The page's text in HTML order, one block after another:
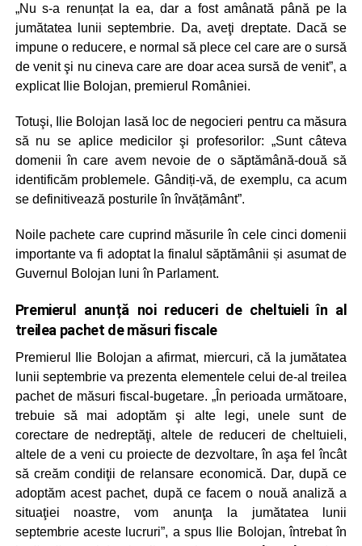
„Nu s-a renunțat la ea, dar a fost amânată până pe la
jumătatea lunii septembrie. Da, aveţi dreptate. Dacă se
impune o reducere, e normal să plece cel care are o sursă
de venit şi nu cineva care are doar acea sursă de venit”, a
explicat Ilie Bolojan, premierul României.
Totuşi, Ilie Bolojan lasă loc de negocieri pentru ca măsura
să nu se aplice medicilor şi profesorilor: „Sunt câteva
domenii în care avem nevoie de o săptămână-două să
identificăm problemele. Gândiți-vă, de exemplu, ca acum
se definitivează posturile în învățământ”.
Noile pachete care cuprind măsurile în cele cinci domenii
importante va fi adoptat la finalul săptămânii și asumat de
Guvernul Bolojan luni în Parlament.
Premierul anunță noi reduceri de cheltuieli în al
treilea pachet de măsuri fiscale
Premierul Ilie Bolojan a afirmat, miercuri, că la jumătatea
lunii septembrie va prezenta elementele celui de-al treilea
pachet de măsuri fiscal-bugetare. „În perioada următoare,
trebuie să mai adoptăm şi alte legi, unele sunt de
corectare de nedreptăţi, altele de reduceri de cheltuieli,
altele de a veni cu proiecte de dezvoltare, în aşa fel încât
să creăm condiţii de relansare economică. Dar, după ce
adoptăm acest pachet, după ce facem o nouă analiză a
situaţiei noastre, vom anunţa la jumătatea lunii
septembrie aceste lucruri”, a spus Ilie Bolojan, întrebat în